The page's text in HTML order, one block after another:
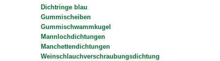
Dichtringe blau
Gummischeiben
Gummischwammkugel
Mannlochdichtungen
Manchettendichtungen
Weinschlauchverschraubungsdichtung